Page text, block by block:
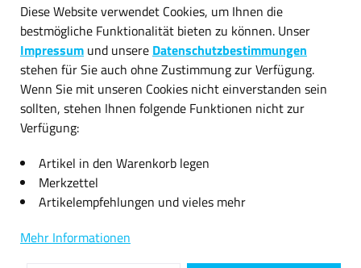
Original Brother Toner TN-
3280 für DCP 8070D...
73,79 € *
Original Brother Toner TN-
Filtern
Diese Website verwendet Cookies, um Ihnen die
bestmögliche Funktionalität bieten zu können. Unser
Impressum und unsere Datenschutzbestimmungen
stehen für Sie auch ohne Zustimmung zur Verfügung.
Wenn Sie mit unseren Cookies nicht einverstanden sein
sollten, stehen Ihnen folgende Funktionen nicht zur
Verfügung:
Artikel in den Warenkorb legen
Merkzettel
Artikelempfehlungen und vieles mehr
Mehr Informationen